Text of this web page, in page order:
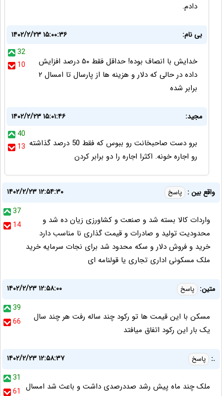
دادم.
بی نام:
۱۴۰۲/۲/۲۳ ۱۵:۰۰:۳۶
32
10
خدایش با انصاف بوده! حداقل فقط ۵۰ درصد افزایش
داده در حالی که دلار و هزینه ها از پارسال تا امسال ۲
برابر شده
مجید:
۱۴۰۲/۲/۲۳ ۱۵:۰۱:۴۶
40
13 برو دست صاحبخانت رو ببوس که فقط 50 درصد گذاشته
رو اجاره خونه. اکثرا اجاره را دو برابر کردن
واقع بین : پاسخ
۱۴۰۲/۲/۲۳ ۱۲:۵۴:۳۰
37
14
واردات کالا بسته شد و صنعت و کشاورزی زیان ده شد و
محدودیت تولید و صادرات و قیمت گذاری نا مناسب دارد
خرید و فروش دلار و سکه محدود شد برای نجات سرمایه خرید
ملک مسکونی اداری تجاری یا قولنامه ای
متین: پاسخ
۱۴۰۲/۲/۲۳ ۱۲:۵۸:۰۰
39
66
مسکن با این قیمت ها تو رکود چند ساله رفت هر چند سال
یک بار این رکود اتفاق میافتد
.: پاسخ
۱۴۰۲/۲/۲۳ ۱۲:۵۸:۳۷
31
61 ملک چند ماه پیش رشد صددرصدی داشت و باعث شد امسال